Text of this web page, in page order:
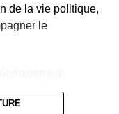
de la vie politique,
le
Romuald
de droit.